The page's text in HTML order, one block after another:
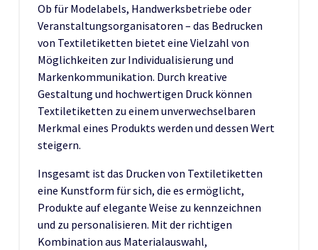
Ob für Modelabels, Handwerksbetriebe oder
Veranstaltungsorganisatoren – das Bedrucken
von Textiletiketten bietet eine Vielzahl von
Möglichkeiten zur Individualisierung und
Markenkommunikation. Durch kreative
Gestaltung und hochwertigen Druck können
Textiletiketten zu einem unverwechselbaren
Merkmal eines Produkts werden und dessen Wert
steigern.
Insgesamt ist das Drucken von Textiletiketten
eine Kunstform für sich, die es ermöglicht,
Produkte auf elegante Weise zu kennzeichnen
und zu personalisieren. Mit der richtigen
Kombination aus Materialauswahl,